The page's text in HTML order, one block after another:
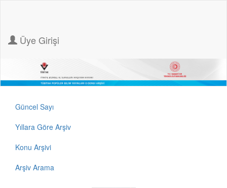
Üye Girişi
Güncel Sayı
Yıllara Göre Arşiv
Konu Arşivi
Arşiv Arama